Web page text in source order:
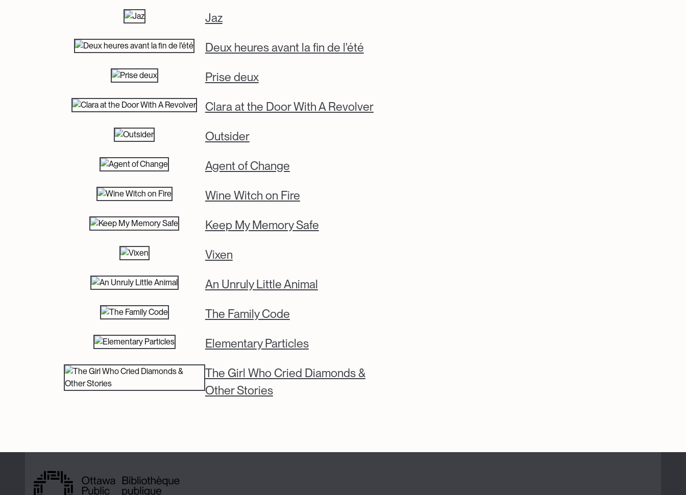
Jaz
Deux heures avant la fin de l'été
Prise deux
Clara at the Door With A Revolver
Outsider
Agent of Change
Wine Witch on Fire
Keep My Memory Safe
Vixen
An Unruly Little Animal
The Family Code
Elementary Particles
The Girl Who Cried Diamonds &
Other Stories